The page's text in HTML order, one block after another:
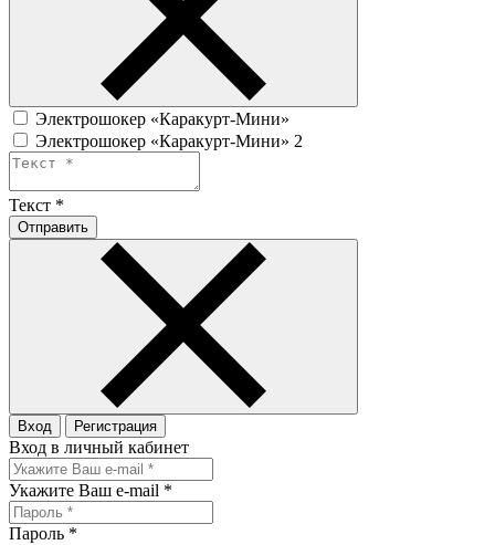
Электрошокер «Каракурт-Мини»
Электрошокер «Каракурт-Мини» 2
Текст *
Отправить
Вход Регистрация
Вход в личный кабинет
Укажите Ваш e-mail *
Пароль *